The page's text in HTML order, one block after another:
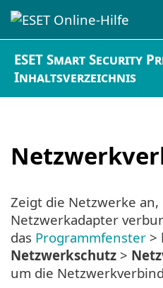
ESET Smart Security
Inhaltsverzeichnis
Zeigt die Netzwerke
Netzwerkadapter
das Programmfenster >
Netzwerkschutz >
um die